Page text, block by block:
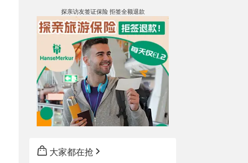
探亲访友签证保险 拒签全额退款
大家都在抢